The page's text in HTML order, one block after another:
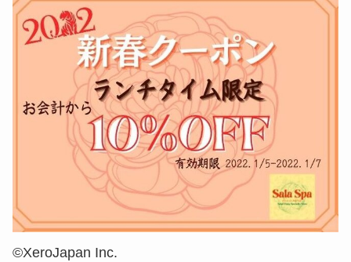
©︎XeroJapan Inc.